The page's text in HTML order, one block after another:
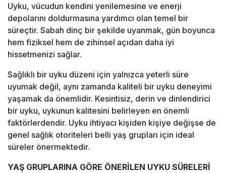
Uyku, vücudun kendini yenilemesine ve enerji
depolarını doldurmasına yardımcı olan temel bir
süreçtir. Sabah dinç bir şekilde uyanmak, gün boyunca
hem fiziksel hem de zihinsel açıdan daha iyi
hissetmenizi sağlar.
Sağlıklı bir uyku düzeni için yalnızca yeterli süre
uyumak değil, aynı zamanda kaliteli bir uyku deneyimi
yaşamak da önemlidir. Kesintisiz, derin ve dinlendirici
bir uyku, uykunun kalitesini belirleyen en önemli
faktörlerdendir. Uyku ihtiyacı kişiden kişiye değişse de
genel sağlık otoriteleri belli yaş grupları için ideal
süreler önermektedir.
YAŞ GRUPLARINA GÖRE ÖNERİLEN UYKU SÜRELERİ